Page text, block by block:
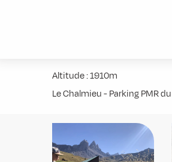
Altitude : 1910m
Le Chalmieu - Parking PMR